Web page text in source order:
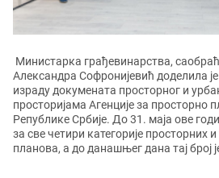
Министарка грађевинарства,
Александра Софронијевић доделила
израду докумената просторног и
просторијама Агенције за просторно
Републике Србије. До 31. маја ове
за све четири категорије просторних
планова, а до данашњег дана тај број